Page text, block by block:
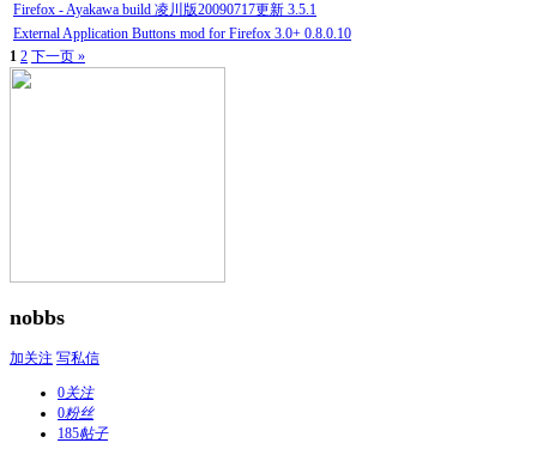
Firefox - Ayakawa build 凌川版20090717更新 3.5.1
External Application Buttons mod for Firefox 3.0+ 0.8.0.10
1 2 下一页 »
nobbs
加关注 写私信
0关注
0粉丝
185帖子